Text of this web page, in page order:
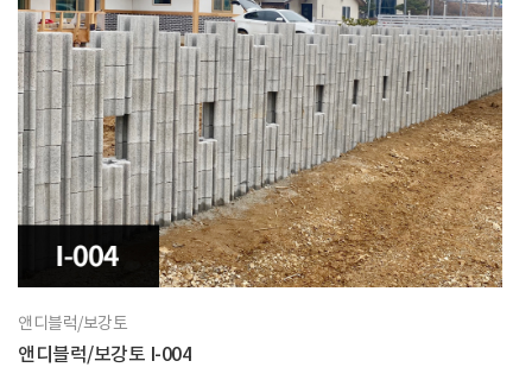
앤디블럭/보강토
앤디블럭/보강토 I-004